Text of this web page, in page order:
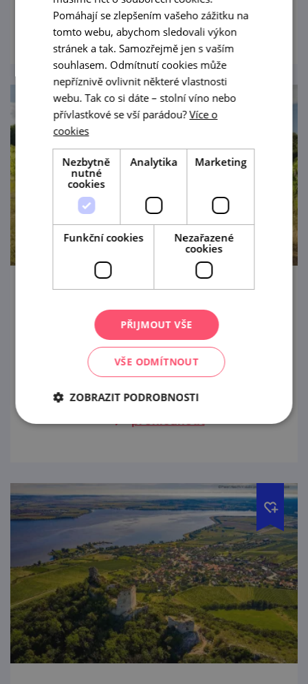
poznejte technologie, které rozhodovaly o
přežití našich předků.
prohlédnout
Tradiční krojované hody Pavlov
14. 8. — 16. 8. '26
Pavlovská chasa ve spolupráci s OÚ Pavlov a
TJ Sokol Pavlov Vás srdečně zve na tradiční
Pomáhají se zlepšením vašeho zážitku na
tomto webu, abychom sledovali výkon
stránek a tak. Samozřejmě jen s vaším
souhlasem. Odmítnutí cookies může
nepříznivě ovlivnit některé vlastnosti
webu. Tak co si dáte – stolní víno nebo
přívlastkové se vší parádou?Více o
cookies
Nezbytně
nutné
cookies
Analytika Marketing
Funkční cookies
Nezařazené
cookies
PŘIJMOUT VŠE
VŠE ODMÍTNOUT
ZOBRAZIT PODROBNOSTI